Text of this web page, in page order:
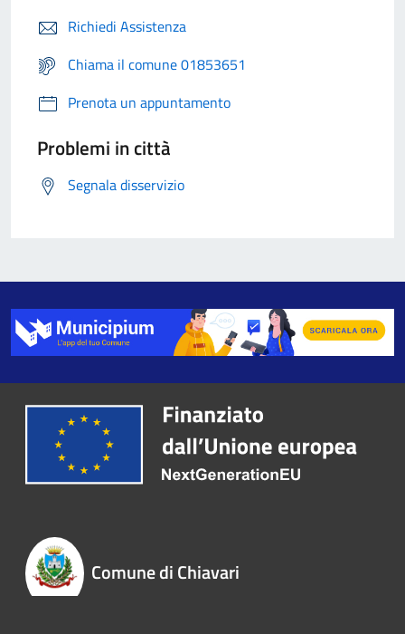
Richiedi Assistenza
Chiama il comune 01853651
Prenota un appuntamento
Problemi in città
Segnala disservizio
Comune di Chiavari